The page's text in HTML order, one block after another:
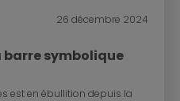
26 décembre 2024
barre symbolique
est en ébullition depuis la